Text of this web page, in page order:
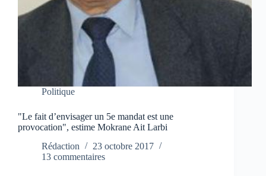
Politique
"Le fait d’envisager un 5e mandat est une
provocation", estime Mokrane Ait Larbi
Rédaction
23 octobre 2017
13 commentaires